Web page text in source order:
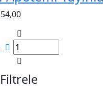
Şu
fiyat: